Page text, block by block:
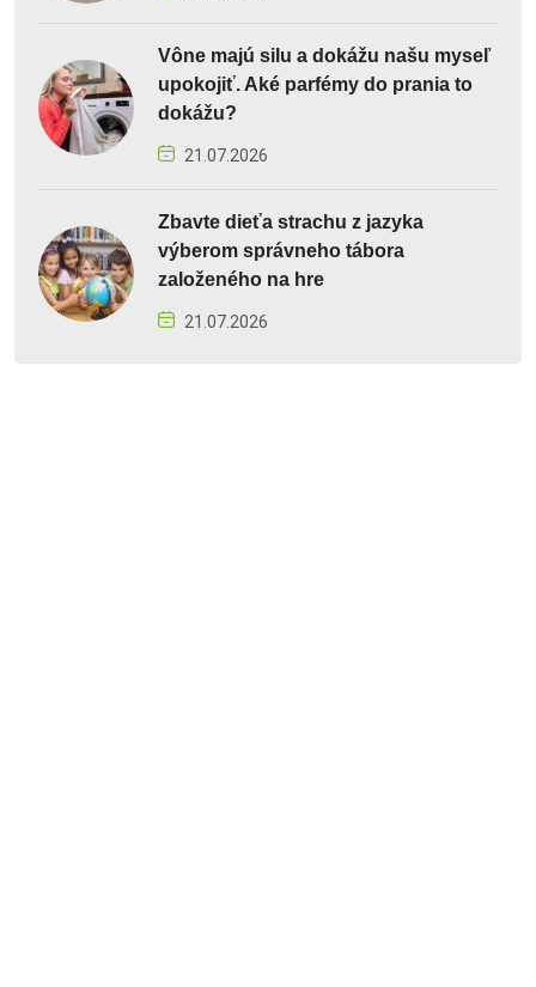
Vône majú silu a dokážu našu myseľ
upokojiť. Aké parfémy do prania to
dokážu?
21.07.2026
Zbavte dieťa strachu z jazyka
výberom správneho tábora
založeného na hre
21.07.2026